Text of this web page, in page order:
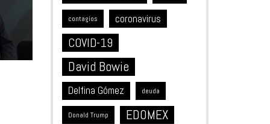
contagios coronavirus
COVID-19
David Bowie
Delfina Gómez deuda
Donald Trump EDOMEX